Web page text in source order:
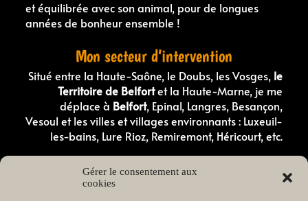
Gérer le consentement aux
cookies
et équilibrée avec son animal, pour de longues
années de bonheur ensemble !
Mon secteur d’intervention
Situé entre la Haute-Saône, le Doubs, les Vosges, le
Territoire de Belfortet la Haute-Marne, je me
déplace à Belfort, Epinal, Langres, Besançon,
Vesoul et les villes et villages environnants : Luxeuil-
les-bains, Lure Rioz, Remiremont, Héricourt, etc.
Comportementaliste canin en Haute-Saone
Comportementaliste canin dans les Vosges